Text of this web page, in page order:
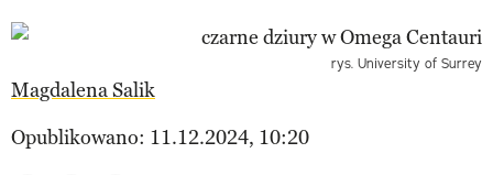
rys. University of Surrey
Magdalena Salik
Opublikowano: 11.12.2024, 10:20